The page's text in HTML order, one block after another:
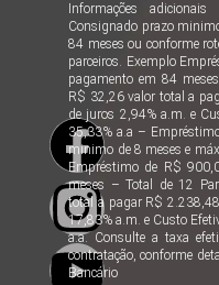
Informações
Consignado prazo
84 meses ou conforme
parceiros. Exemplo
pagamento em 84
R$ 32,26 valor total a
de juros 2,94% a.m. e
35,33% a.a –
minimo de 8 meses e
Empréstimo de R$
meses – Total de 12
total a pagar R$
17,83% a.m. e Custo
a.a. Consulte a taxa
contratação, conforme
Bancário